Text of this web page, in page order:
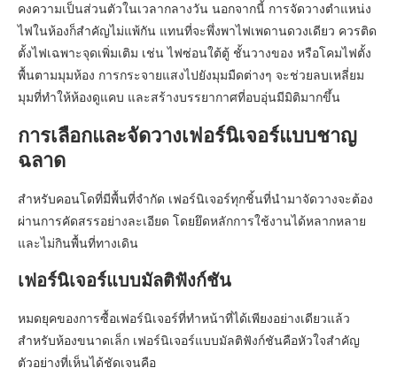
คงความเป็นส่วนตัวในเวลากลางวัน นอกจากนี้ การจัดวางตำแหน่ง
ไฟในห้องก็สำคัญไม่แพ้กัน แทนที่จะพึ่งพาไฟเพดานดวงเดียว ควรติด
ตั้งไฟเฉพาะจุดเพิ่มเติม เช่น ไฟซ่อนใต้ตู้ ชั้นวางของ หรือโคมไฟตั้ง
พื้นตามมุมห้อง การกระจายแสงไปยังมุมมืดต่างๆ จะช่วยลบเหลี่ยม
มุมที่ทำให้ห้องดูแคบ และสร้างบรรยากาศที่อบอุ่นมีมิติมากขึ้น
การเลือกและจัดวางเฟอร์นิเจอร์แบบชาญ
ฉลาด
สำหรับคอนโดที่มีพื้นที่จำกัด เฟอร์นิเจอร์ทุกชิ้นที่นำมาจัดวางจะต้อง
ผ่านการคัดสรรอย่างละเอียด โดยยึดหลักการใช้งานได้หลากหลาย
และไม่กินพื้นที่ทางเดิน
เฟอร์นิเจอร์แบบมัลติฟังก์ชัน
หมดยุคของการซื้อเฟอร์นิเจอร์ที่ทำหน้าที่ได้เพียงอย่างเดียวแล้ว
สำหรับห้องขนาดเล็ก เฟอร์นิเจอร์แบบมัลติฟังก์ชันคือหัวใจสำคัญ
ตัวอย่างที่เห็นได้ชัดเจนคือ